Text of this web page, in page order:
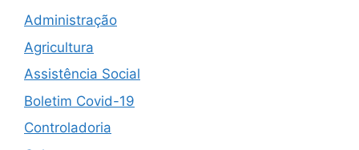
Administração
Agricultura
Assistência Social
Boletim Covid-19
Controladoria